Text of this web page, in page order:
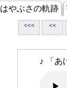
はやぶさの軌跡
<<< <<
♪ 「あ